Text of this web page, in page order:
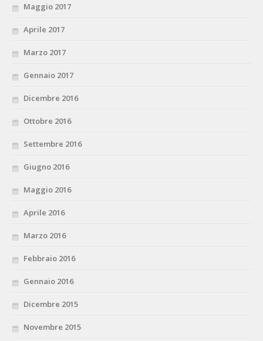
Maggio 2017
Aprile 2017
Marzo 2017
Gennaio 2017
Dicembre 2016
Ottobre 2016
Settembre 2016
Giugno 2016
Maggio 2016
Aprile 2016
Marzo 2016
Febbraio 2016
Gennaio 2016
Dicembre 2015
Novembre 2015